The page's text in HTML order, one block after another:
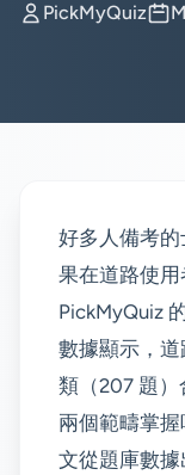
PickMyQuiz
好多人備考
果在道路使用
PickMyQuiz
數據顯示，
類（207 題
兩個範疇掌
文從題庫數